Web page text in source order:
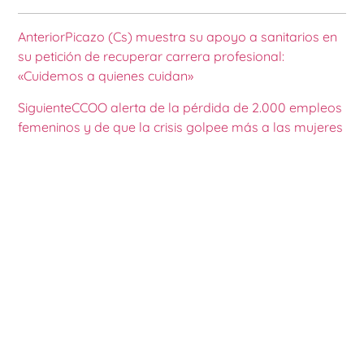
AnteriorPicazo (Cs) muestra su apoyo a sanitarios en
su petición de recuperar carrera profesional:
«Cuidemos a quienes cuidan»
SiguienteCCOO alerta de la pérdida de 2.000 empleos
femeninos y de que la crisis golpee más a las mujeres